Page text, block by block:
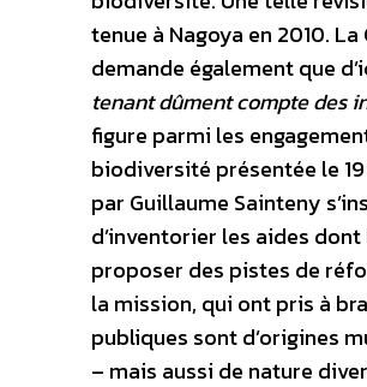
tenue à Nagoya en 2010.
demande également que
tenant dûment compte des
figure parmi les
biodiversité présentée le
par Guillaume Sainteny
d’inventorier les aides
proposer des pistes de
la mission, qui ont pris à
publiques sont d’origines
– mais aussi de nature